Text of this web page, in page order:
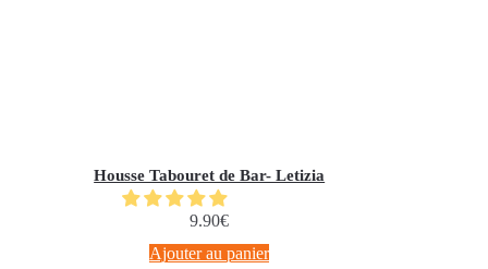
Housse Tabouret de Bar- Letizia
9.90€
Ajouter au panier